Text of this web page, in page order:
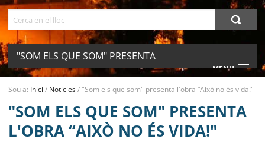
"SOM ELS QUE SOM" PRESENTA
L'OBRA “AIXÒ NO ÉS VIDA!"
MENU
AJUNTAMENT
MUNICIPI
Sou a: Inici / Noticies/ "Som els que som" presenta l'obra “Això no és vida!"
"SOM ELS QUE SOM" PRESENTA
L'OBRA “AIXÒ NO ÉS VIDA!"